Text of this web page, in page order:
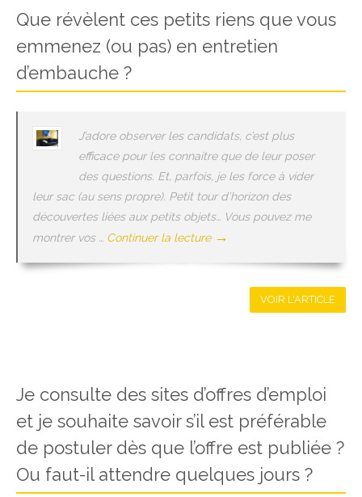
Que révèlent ces petits riens que vous
emmenez (ou pas) en entretien
d’embauche ?
J’adore observer les candidats, c’est plus
efficace pour les connaitre que de leur poser
des questions. Et, parfois, je les force à vider
leur sac (au sens propre). Petit tour d’horizon des
découvertes liées aux petits objets… Vous pouvez me
montrer vos … Continuer la lecture →
VOIR L'ARTICLE
Je consulte des sites d’offres d’emploi
et je souhaite savoir s’il est préférable
de postuler dès que l’offre est publiée ?
Ou faut-il attendre quelques jours ?